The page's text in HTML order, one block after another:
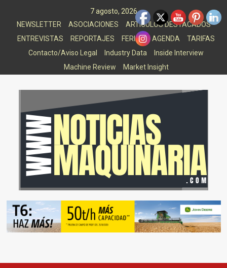
7 agosto, 2026
NEWSLETTER
ASOCIACIONES
ARTICULOS DESTACADOS
ENTREVISTAS
REPORTAJES FERIAS AGENDA
TARIFAS
Contacto/Aviso Legal
Industry Data
Inside Interview
Machine Review
Market Insight